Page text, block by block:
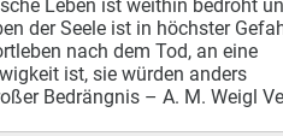
Leben ist weithin bedroht
der Seele ist in höchster
nach dem Tod, an eine
ist, sie würden anders
Bedrängnis – A. M. Weigl